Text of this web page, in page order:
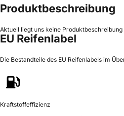
Produktbeschreibung
Aktuell liegt uns keine
EU Reifenlabel
Die Bestandteile des EU Reifenlabels im
Kraftstoffeffizienz